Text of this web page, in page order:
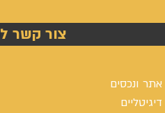
צור קשר
אתר ונכסים
דיגיטליים